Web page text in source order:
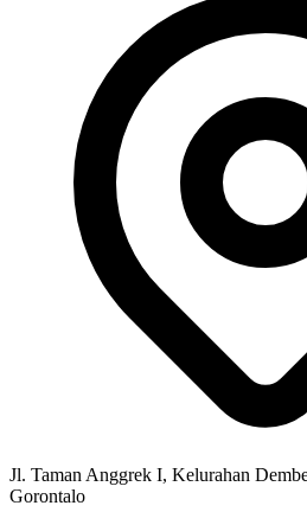
Jl. Taman Anggrek I, Kelurahan
Gorontalo